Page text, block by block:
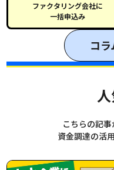
ファクタリング会社に
一括申込み
コ
こちらの記事
資金調達の活